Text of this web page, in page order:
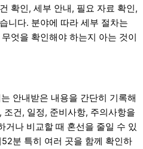
확인, 세부 안내, 필요 자료 확인,
니다. 분야에 따라 세부 절차는
엇을 확인해야 하는지 아는 것이
안내받은 내용을 간단히 기록해
건, 일정, 준비사항, 주의사항을
거나 비교할 때 혼선을 줄일 수 있
분 특히 여러 곳을 함께 확인하